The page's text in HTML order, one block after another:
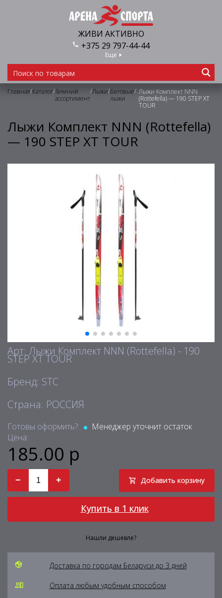
ЖИВИ АКТИВНО
+375 29 797-44-44
Еще
Главная/Каталог/Зимний
ассортимент
/Лыжи/Беговые
лыжи
/ Лыжи Комплект NNN
(Rottefella) — 190 STEP XT
TOUR
Лыжи Комплект NNN (Rottefella)
— 190 STEP XT TOUR
Арт: Лыжи Комплект NNN (Rottefella) - 190
STEP XT TOUR
Бренд: STC
Страна: РОССИЯ
Готовы оформить?:
Менеджер уточнит остаток
Цена:
185.00 р
− + Добавить корзину
Купить в 1 клик
Нашли дешевле?
Доставка по городам Беларуси до 3 дней
Оплата любым удобным способом